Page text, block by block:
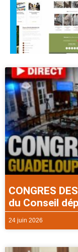
CONGRES
du Conseil
24 juin 2026